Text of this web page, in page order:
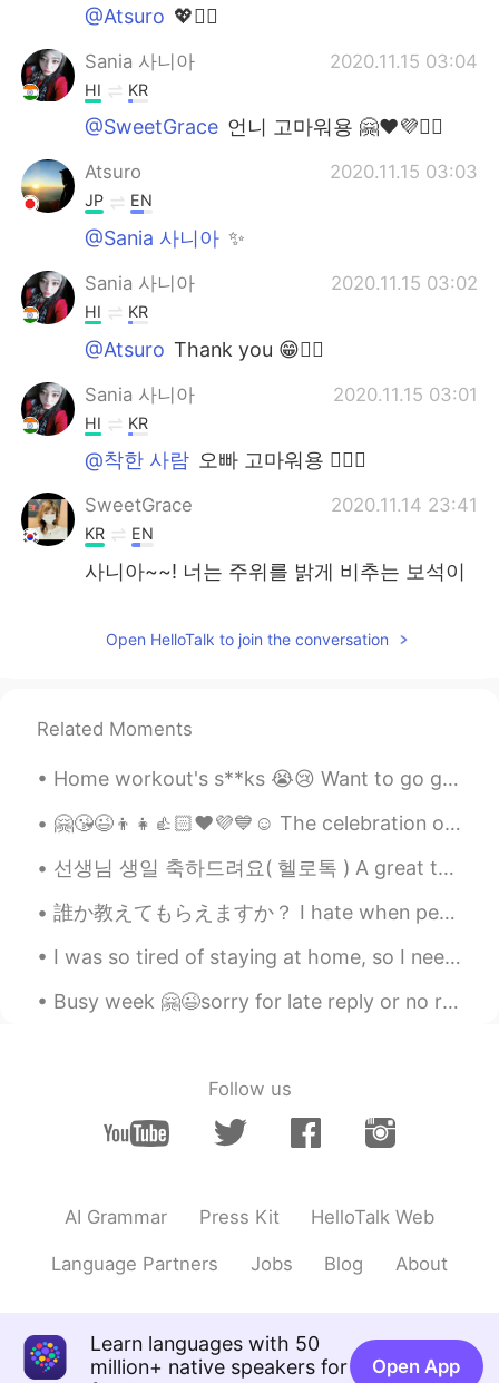
@Atsuro 💖✌🏻
Sania 사니아 2020.11.15 03:04
HI KR
@SweetGrace 언니 고마워용 🤗❤️💜✌🏻
Atsuro 2020.11.15 03:03
JP EN
@Sania 사니아 ✨
Sania 사니아 2020.11.15 03:02
HI KR
@Atsuro Thank you 😁✌🏻
Sania 사니아 2020.11.15 03:01
HI KR
@착한 사람 오빠 고마워용 ✌🏻🍁
SweetGrace 2020.11.14 23:41
KR EN
사니아~~! 너는 주위를 밝게 비추는 보석이
Atsuro 2020.11.14 21:48
KR EN
@Sania 사니아사니아는 빛이야. 🍀👍
Sania 사니아 2020.11.14 17:45
@Joseph 고마워요 ㅋㅋㅋㅋ 알겠습니다
😁그게 내가 그들을 막는 이유야.😂
Sania 사니아 2020.11.14 17:41
Joseph 2020.11.14 17:40
꺼야 ㅋㅋ
Jay white 2020.11.14 17:23
@Sania 사니아 for the perfection😃
Sania 사니아 2020.11.14 17:08
Open HelloTalk to join the conversation
Related Moments
Home workout's s**ks 😭😢 Want to go gym 😐 Anybody have workouts or diet🤔🤨 tips let's share😁😉🤗 ...
🤗😘😉👦👧👍🏻❤️💜💙☺️ The celebration of Children's Day in India dates back to 1956. Prior to the death ...
선생님 생일 축하드려요( 헬로톡 ) A great teacher is one who knows their students, motivates them, and helps t...
誰か教えてもらえますか？ I hate when people message me first and then don't talk...and just read my messages ...
I was so tired of staying at home, so I need a time from this covid situation and want to spend t...
Busy week 🤗😉sorry for late reply or no reply ✌🏻 This week only Korean English practicing on call...
Follow us
AI Grammar Press Kit HelloTalk Web
Language Partners Jobs Blog About
Learn languages with 50
million+ native speakers for
Open App